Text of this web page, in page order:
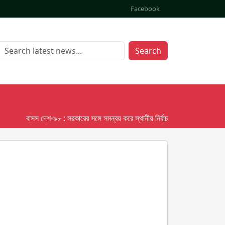
Facebook
Search
বাসস দেশ-৯৮ : সরকারের সঙ্গে সমন্বয় করে স্থানীয় নির্বাচনের তফসিল দেবে ইসি;